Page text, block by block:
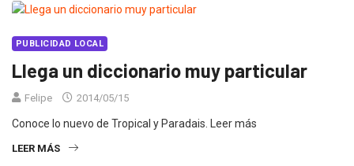
PUBLICIDAD LOCAL
Llega un diccionario muy particular
Felipe 2014/05/15
Conoce lo nuevo de Tropical y Paradais. Leer más
LEER MÁS